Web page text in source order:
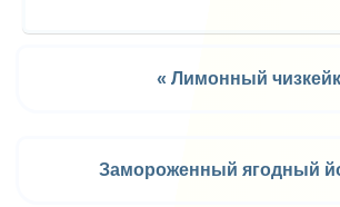
« Лимонный чизкейк
Замороженный ягодный